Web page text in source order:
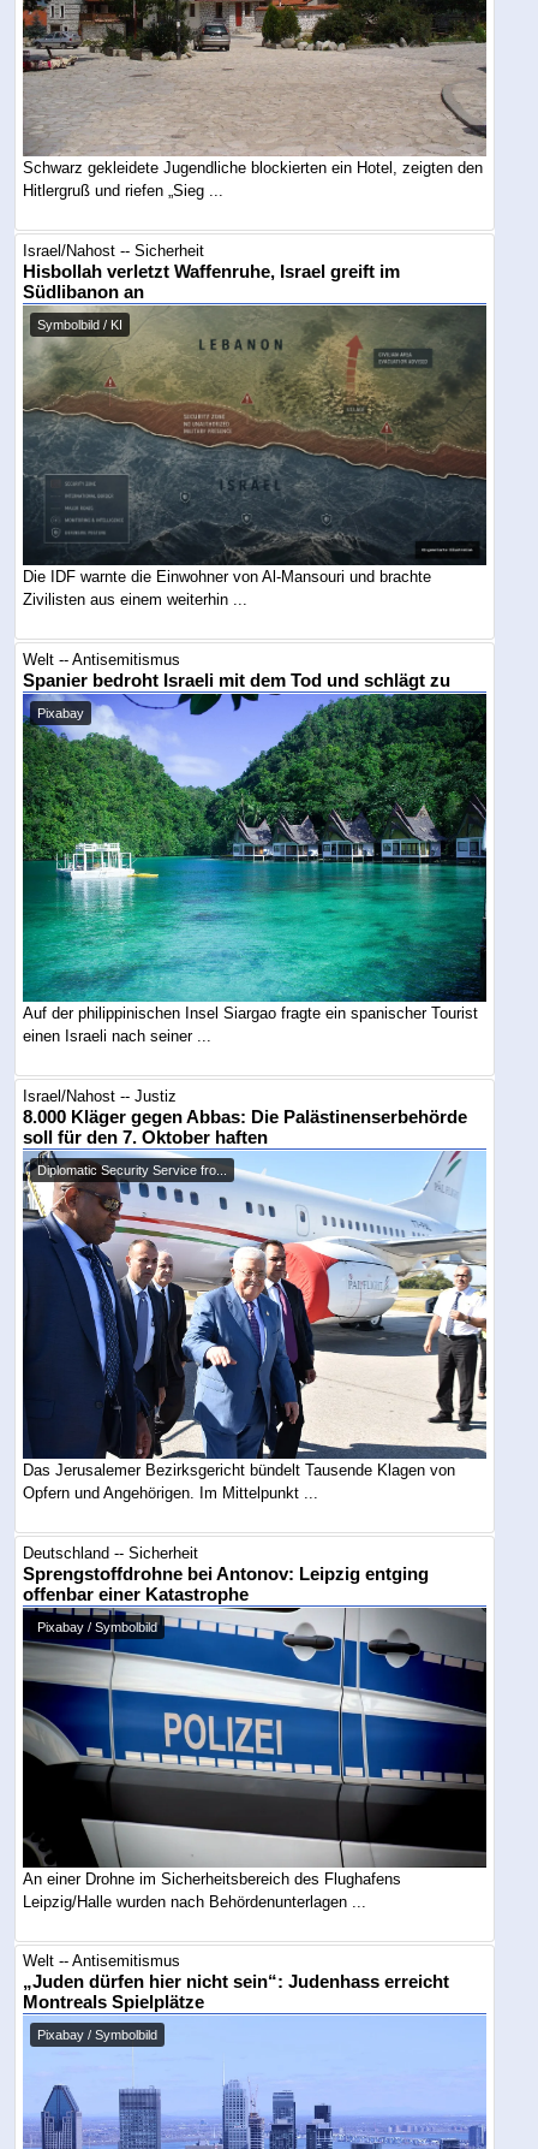
Schwarz gekleidete Jugendliche blockierten ein Hotel, zeigten den
Hitlergruß und riefen „Sieg ...
Israel/Nahost -- Sicherheit
Hisbollah verletzt Waffenruhe, Israel greift im
Südlibanon an
Symbolbild / KI
Die IDF warnte die Einwohner von Al-Mansouri und brachte
Zivilisten aus einem weiterhin ...
Welt -- Antisemitismus
Spanier bedroht Israeli mit dem Tod und schlägt zu
Pixabay
Auf der philippinischen Insel Siargao fragte ein spanischer Tourist
einen Israeli nach seiner ...
Israel/Nahost -- Justiz
8.000 Kläger gegen Abbas: Die Palästinenserbehörde
soll für den 7. Oktober haften
Diplomatic Security Service fro...
Das Jerusalemer Bezirksgericht bündelt Tausende Klagen von
Opfern und Angehörigen. Im Mittelpunkt ...
Deutschland -- Sicherheit
Sprengstoffdrohne bei Antonov: Leipzig entging
offenbar einer Katastrophe
Pixabay / Symbolbild
An einer Drohne im Sicherheitsbereich des Flughafens
Leipzig/Halle wurden nach Behördenunterlagen ...
Welt -- Antisemitismus
„Juden dürfen hier nicht sein“: Judenhass erreicht
Montreals Spielplätze
Pixabay / Symbolbild